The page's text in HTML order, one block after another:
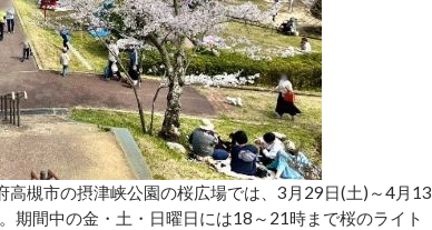
槻市の摂津峡公園の桜広場では、3月29日(土)～4月13
期間中の金・土・日曜日には18～21時まで桜のライト